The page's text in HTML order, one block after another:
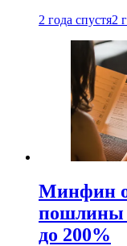
2 года спустя2
Минфин
пошлины
до 200%